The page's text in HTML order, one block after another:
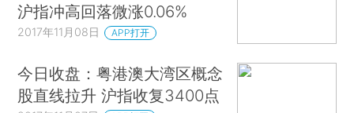
沪指冲高回落微涨0.06%
2017年11月08日 APP打开
今日收盘：粤港澳大湾区概念
股直线拉升 沪指收复3400点